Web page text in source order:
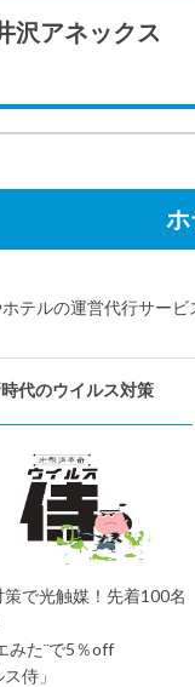
沢アネックス
産、老舗「旧軽井沢ホ
収。活発なホテル開業
は6月1日、長野県北佐久郡
沢ホテル」を取得したと発
回取得した「旧軽井沢ホテ
テルの運営代行サービ
代のウイルス対策
策で光触媒！先着100名
みた¨で5％off
侍」